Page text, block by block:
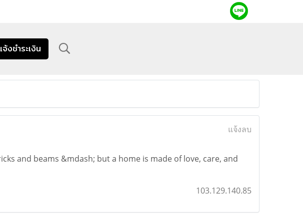
จ้งชำระเงิน
แจ้งลบ
and beams &mdash; but a home is made of love, care, and
103.129.140.85